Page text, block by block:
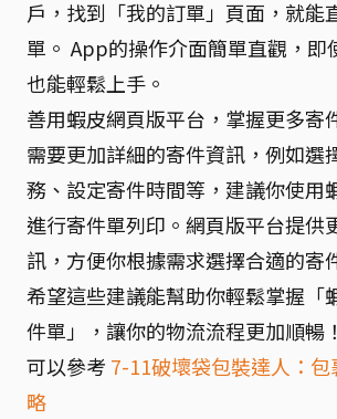
戶，找到「我的訂單」頁面，就能
單。 App的操作介面簡單直觀，即
也能輕鬆上手。
善用蝦皮網頁版平台，掌握更多寄
需要更加詳細的寄件資訊，例如選
務、設定寄件時間等，建議你使用
進行寄件單列印。網頁版平台提供
訊，方便你根據需求選擇合適的寄
希望這些建議能幫助你輕鬆掌握「
件單」，讓你的物流流程更加順暢！
可以參考 7-11破壞袋包裝達人：
略